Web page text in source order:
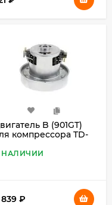
B (901GT)
компрессора TD-
НАЛИЧИИ
₽